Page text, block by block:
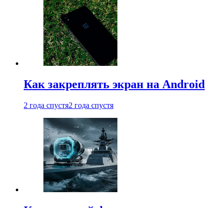
Как закреплять экран на Android
2 года спустя2 года спустя